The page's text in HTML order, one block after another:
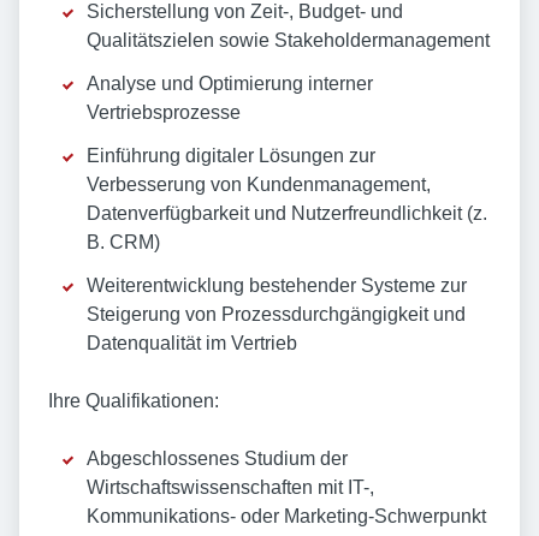
Sicherstellung von Zeit-, Budget- und
Qualitätszielen sowie Stakeholdermanagement
Analyse und Optimierung interner
Vertriebsprozesse
Einführung digitaler Lösungen zur
Verbesserung von Kundenmanagement,
Datenverfügbarkeit und Nutzerfreundlichkeit (z.
B. CRM)
Weiterentwicklung bestehender Systeme zur
Steigerung von Prozessdurchgängigkeit und
Datenqualität im Vertrieb
Ihre Qualifikationen:
Abgeschlossenes Studium der
Wirtschaftswissenschaften mit IT-,
Kommunikations- oder Marketing-Schwerpunkt